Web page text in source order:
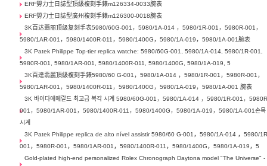
ERF勞力士日誌型頂級複刻手錶m126334-0033腕表
ERF勞力士日誌型廣州複刻手錶m126300-0018腕表
3K百达翡丽顶级复刻手表5980/60G-001，5980/1A-014 ，5980/1R-001，5980R-001，
5980/1AR-001，5980/1400R-011，5980/1400G，5980/1A-019，5980/1A-001腕表
3K Patek Philippe Top-tier replica watche: 5980/60G-001, 5980/1A-014, 5980/1R-001,
5980R-001, 5980/1AR-001, 5980/1400R-011, 5980/1400G, 5980/1A-019, 5
3K百達翡麗頂級複刻手錶5980/60 G-001，5980/1A-014 ，5980/1R-001，5980R-001，
5980/1AR-001，5980/1400R-011，5980/1400G，5980/1A-019，5980/1A-001 腕表
3K 바이다에메랄드 최고급 복각 시계 5980/60G-001，5980/1A-014 ，5980/1R-001，
001，5980/1AR-001，5980/1400R-011，5980/1400G，5980/1A-019，5980/1A-001손목
시계
3K Patek Philippe replica de alto nível assistir 5980/60 G-001，5980/1A-014 ，5980/
001，5980R-001，5980/1AR-001，5980/1400R-011，5980/1400G，5980/1A-019，5
Gold-plated high-end personalized Rolex Chronograph Daytona model "The Universe" -